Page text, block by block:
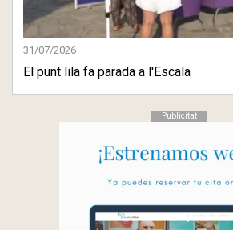
31/07/2026
El punt lila fa parada a l'Escala
Publicitat